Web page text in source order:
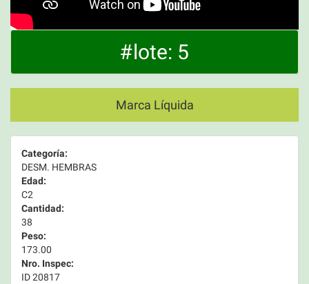
#lote: 5
Marca Líquida
Categoría:
DESM. HEMBRAS
Edad:
C2
Cantidad:
38
Peso:
173.00
Nro. Inspec:
ID 20817